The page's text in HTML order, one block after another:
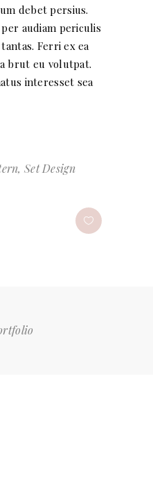
debet persius.
audiam periculis
Ferri ex ea
brut eu volutpat.
interesset sea
Set Design